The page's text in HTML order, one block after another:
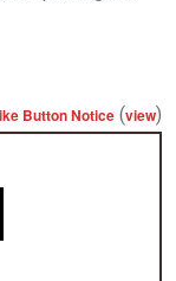
Button Notice (view)